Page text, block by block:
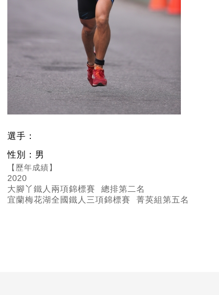
選手：
性別：男
【歷年成績】
2020
大腳丫鐵人兩項錦標賽 總排第二名
宜蘭梅花湖全國鐵人三項錦標賽 菁英組第五名